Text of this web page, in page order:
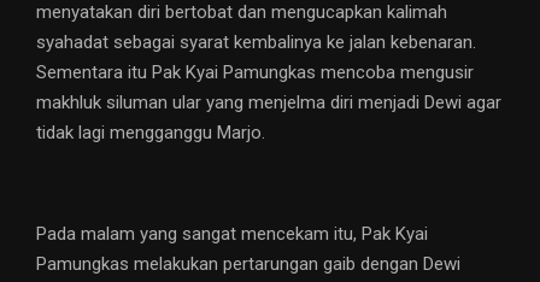
menyatakan diri bertobat dan mengucapkan kalimah
syahadat sebagai syarat kembalinya ke jalan kebenaran.
Sementara itu Pak Kyai Pamungkas mencoba mengusir
makhluk siluman ular yang menjelma diri menjadi Dewi agar
tidak lagi mengganggu Marjo.
Pada malam yang sangat mencekam itu, Pak Kyai
Pamungkas melakukan pertarungan gaib dengan Dewi